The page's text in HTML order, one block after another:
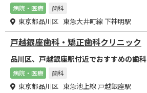
病院・医療 歯科
東京都品川区 東急大井町線 下神明駅
戸越銀座歯科・矯正歯科クリニック
品川区、戸越銀座駅付近でおすすめの歯科
病院・医療 歯科
東京都品川区 東急池上線 戸越銀座駅